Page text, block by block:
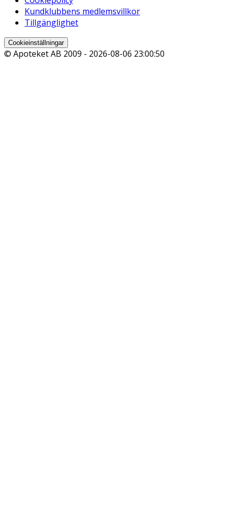
Kundklubbens medlemsvillkor
Tillgänglighet
Cookieinställningar
© Apoteket AB 2009 - 2026-08-06 23:00:50